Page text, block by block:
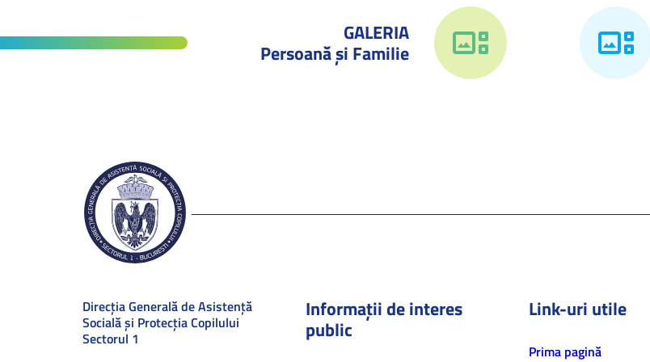
GALERIA
Persoană și Familie
Direcţia Generală de Asistenţă
Socială şi Protecţia Copilului
Sectorul 1
Informații de interes
public
Link-uri utile
Prima pagină